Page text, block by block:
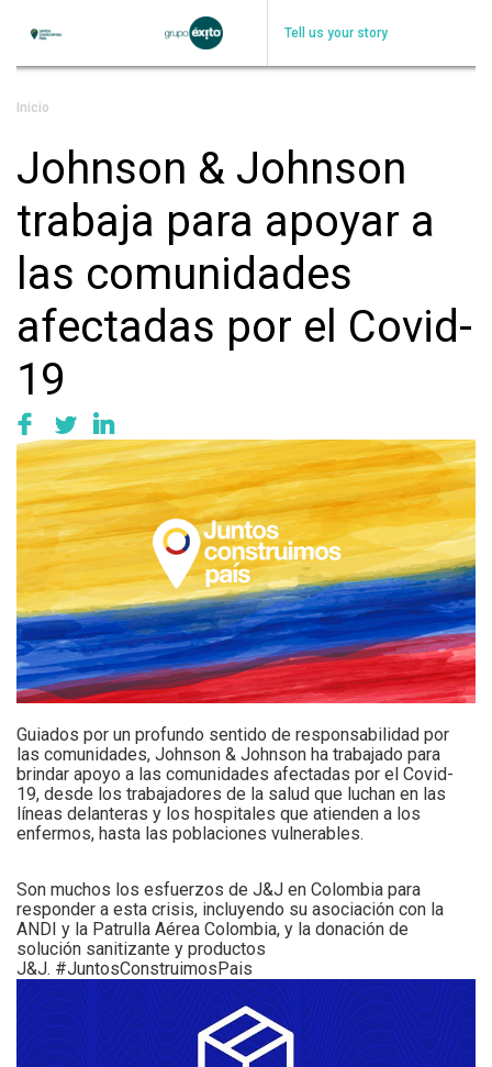
content
Tell us your story
Breadcrumb
Inicio
Johnson & Johnson
trabaja para apoyar a
las comunidades
afectadas por el Covid-
19
Guiados por un profundo sentido de responsabilidad por
las comunidades, Johnson & Johnson ha trabajado para
brindar apoyo a las comunidades afectadas por el Covid-
19, desde los trabajadores de la salud que luchan en las
líneas delanteras y los hospitales que atienden a los
enfermos, hasta las poblaciones vulnerables.
Son muchos los esfuerzos de J&J en Colombia para
responder a esta crisis, incluyendo su asociación con la
ANDI y la Patrulla Aérea Colombia, y la donación de
solución sanitizante y productos
J&J. #JuntosConstruimosPais